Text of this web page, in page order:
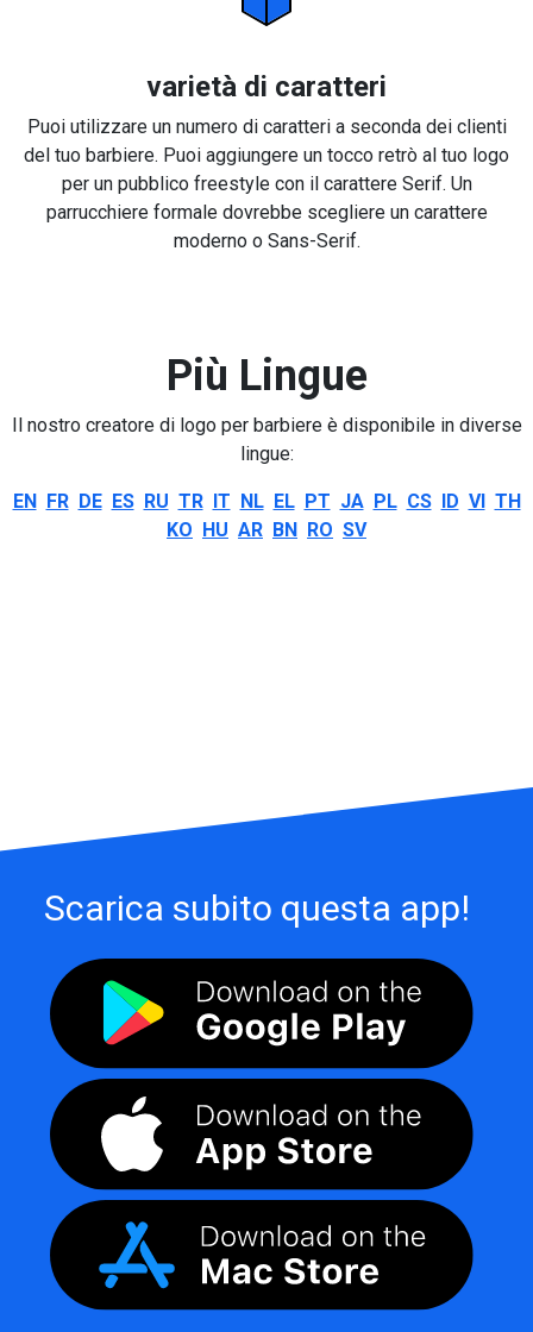
varietà di caratteri
Puoi utilizzare un numero di caratteri a seconda dei clienti
del tuo barbiere. Puoi aggiungere un tocco retrò al tuo logo
per un pubblico freestyle con il carattere Serif. Un
parrucchiere formale dovrebbe scegliere un carattere
moderno o Sans-Serif.
Più Lingue
Il nostro creatore di logo per barbiere è disponibile in diverse
lingue:
EN FR DE ES RU TR IT NL EL PT JA PL CS ID VI TH
KO HU AR BN RO SV
Scarica subito questa app!